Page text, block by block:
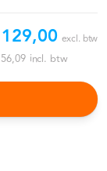
excl. btw
incl. btw